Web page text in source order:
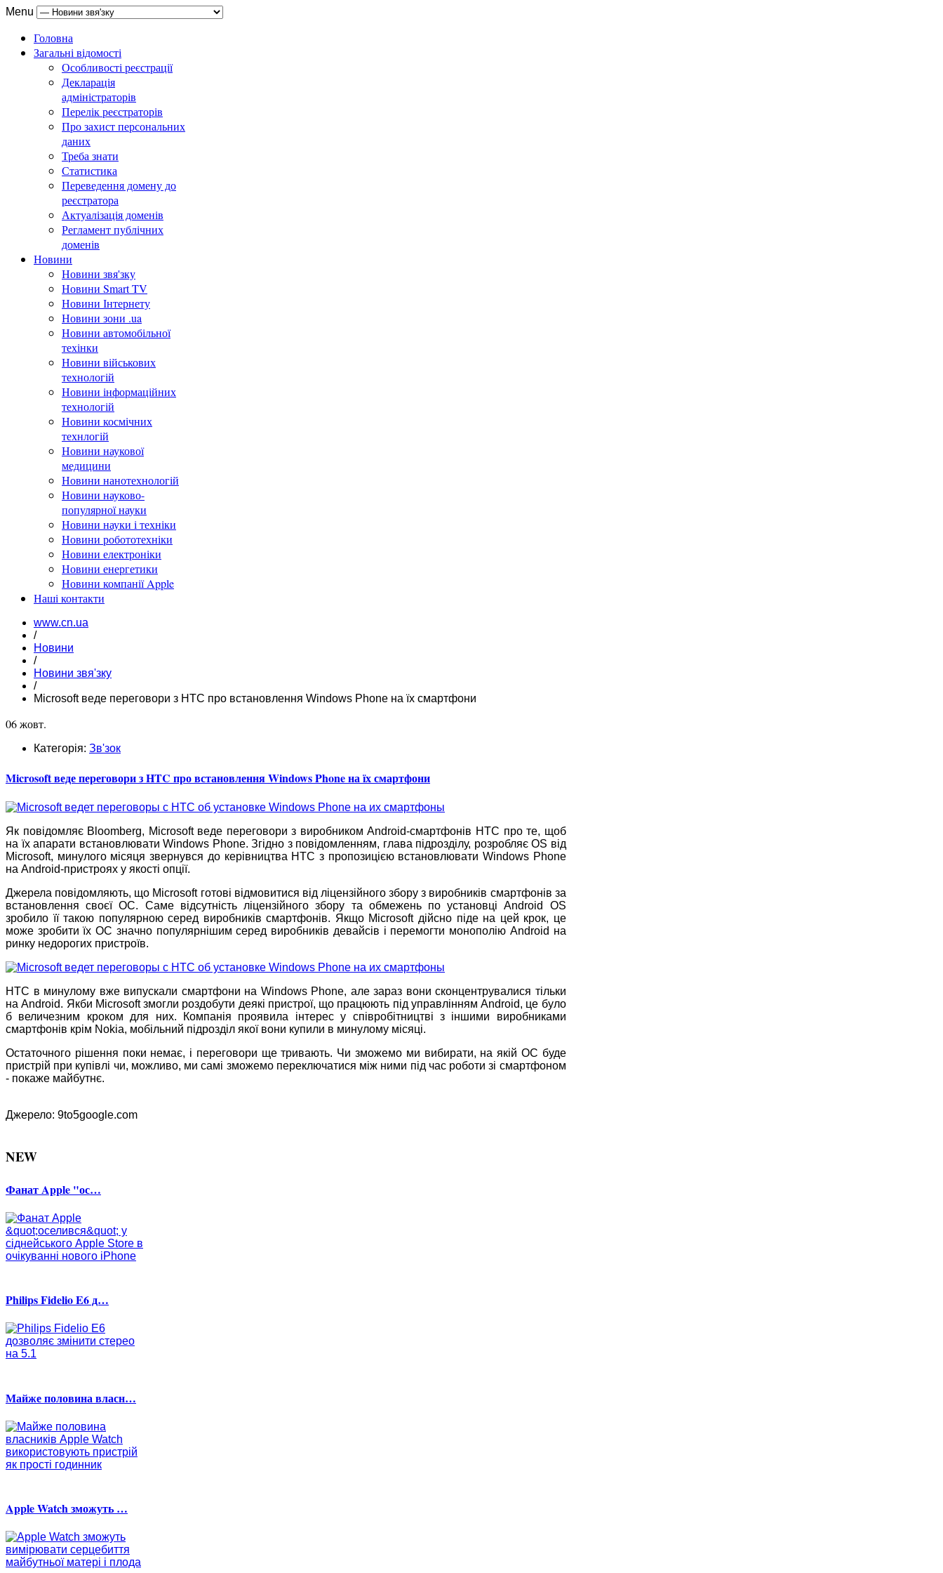
Menu
Головна
Загальні відомості
Особливості реєстрації
Декларація
адміністраторів
Перелік реєстраторів
Про захист персональних
даних
Треба знати
Статистика
Переведення домену до
реєстратора
Актуалізація доменів
Регламент публічних
доменів
Новини
Новини звя'зку
Новини Smart TV
Новини Інтернету
Новини зони .ua
Новини автомобільної
техінки
Новини військових
технологій
Новини інформаційних
технологій
Новини космічних
технлогій
Новини наукової
медицини
Новини нанотехнологій
Новини науково-
популярної науки
Новини науки і техніки
Новини робототехніки
Новини електроніки
Новини енергетики
Новини компанії Apple
Наші контакти
www.cn.ua
/
Новини
/
Новини звя'зку
/
Microsoft веде переговори з HTC про встановлення Windows Phone на їх смартфони
06 жовт.
Категорія: Зв'зок
Microsoft веде переговори з HTC про встановлення Windows Phone на їх смартфони
Як повідомляє Bloomberg, Microsoft веде переговори з виробником Android-смартфонів HTC про те, щоб
на їх апарати встановлювати Windows Phone. Згідно з повідомленням, глава підрозділу, розробляє OS від
Microsoft, минулого місяця звернувся до керівництва HTC з пропозицією встановлювати Windows Phone
на Android-пристроях у якості опції.
Джерела повідомляють, що Microsoft готові відмовитися від ліцензійного збору з виробників смартфонів за
встановлення своєї ОС. Саме відсутність ліцензійного збору та обмежень по установці Android OS
зробило її такою популярною серед виробників смартфонів. Якщо Microsoft дійсно піде на цей крок, це
може зробити їх ОС значно популярнішим серед виробників девайсів і перемогти монополію Android на
ринку недорогих пристроїв.
HTC в минулому вже випускали смартфони на Windows Phone, але зараз вони сконцентрувалися тільки
на Android. Якби Microsoft змогли роздобути деякі пристрої, що працюють під управлінням Android, це було
б величезним кроком для них. Компанія проявила інтерес у співробітництві з іншими виробниками
смартфонів крім Nokia, мобільний підрозділ якої вони купили в минулому місяці.
Остаточного рішення поки немає, і переговори ще тривають. Чи зможемо ми вибирати, на якій ОС буде
пристрій при купівлі чи, можливо, ми самі зможемо переключатися між ними під час роботи зі смартфоном
- покаже майбутнє.
Джерело: 9to5google.com
NEW
Фанат Apple "ос…
Philips Fidelio E6 д…
Майже половина власн…
Apple Watch зможуть …